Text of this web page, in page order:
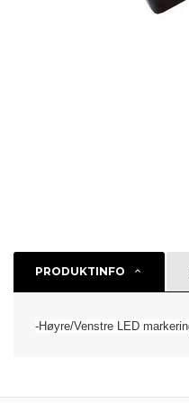
PRODUKTINFO
-Høyre/Venstre LED